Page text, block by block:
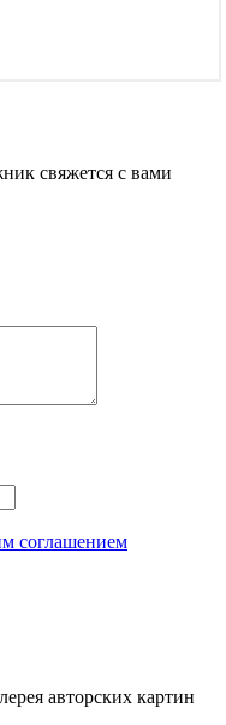
свяжется с вами
соглашением
авторских картин